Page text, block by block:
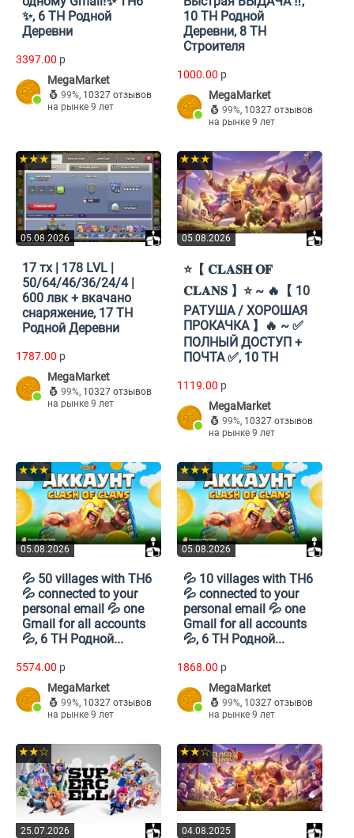
✨, 6 TH Родной
Деревни
3397.00 p
MegaMarket
99%, 10327 отзывов
на рынке 9 лет
10 TH Родной
Деревни, 8 TH
Строителя
1000.00 p
MegaMarket
99%, 10327 отзывов
на рынке 9 лет
05.08.2026
★★★
17 тх | 178 LVL |
50/64/46/36/24/4 |
600 лвк + вкачано
снаряжение, 17 TH
Родной Деревни
1787.00 p
MegaMarket
99%, 10327 отзывов
на рынке 9 лет
05.08.2026
★★★
⭐️【 𝐂𝐋𝐀𝐒𝐇 𝐎𝐅
𝐂𝐋𝐀𝐍𝐒 】⭐️ ~ 🔥【 10
РAТУША / ХОРОШАЯ
ПРОКАЧКА 】🔥 ~ ✅
ПОЛНЫЙ ДОСТУП +
ПОЧТА ✅, 10 TH
1119.00 p
MegaMarket
99%, 10327 отзывов
на рынке 9 лет
05.08.2026
★★★
💦 50 villages with TH6
💦 connected to your
personal email 💦 one
Gmail for all accounts
💦, 6 TH Родной...
5574.00 p
MegaMarket
99%, 10327 отзывов
на рынке 9 лет
05.08.2026
★★★
💦 10 villages with TH6
💦 connected to your
personal email 💦 one
Gmail for all accounts
💦, 6 TH Родной...
1868.00 p
MegaMarket
99%, 10327 отзывов
на рынке 9 лет
25.07.2026
★★☆
04.08.2025
★★☆